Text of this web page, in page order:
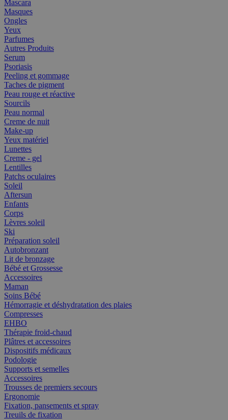
Mascara
Masques
Ongles
Yeux
Parfumes
Autres Produits
Serum
Psoriasis
Peeling et gommage
Taches de pigment
Peau rouge et réactive
Sourcils
Peau normal
Creme de nuit
Make-up
Yeux matériel
Lunettes
Creme - gel
Lentilles
Patchs oculaires
Soleil
Aftersun
Enfants
Corps
Lèvres soleil
Ski
Préparation soleil
Autobronzant
Lit de bronzage
Bébé et Grossesse
Accessoires
Maman
Soins Bébé
Hémorragie et déshydratation des plaies
Compresses
EHBO
Thérapie froid-chaud
Plâtres et accessoires
Dispositifs médicaux
Podologie
Supports et semelles
Accessoires
Trousses de premiers secours
Ergonomie
Fixation, pansements et spray
Treuils de fixation